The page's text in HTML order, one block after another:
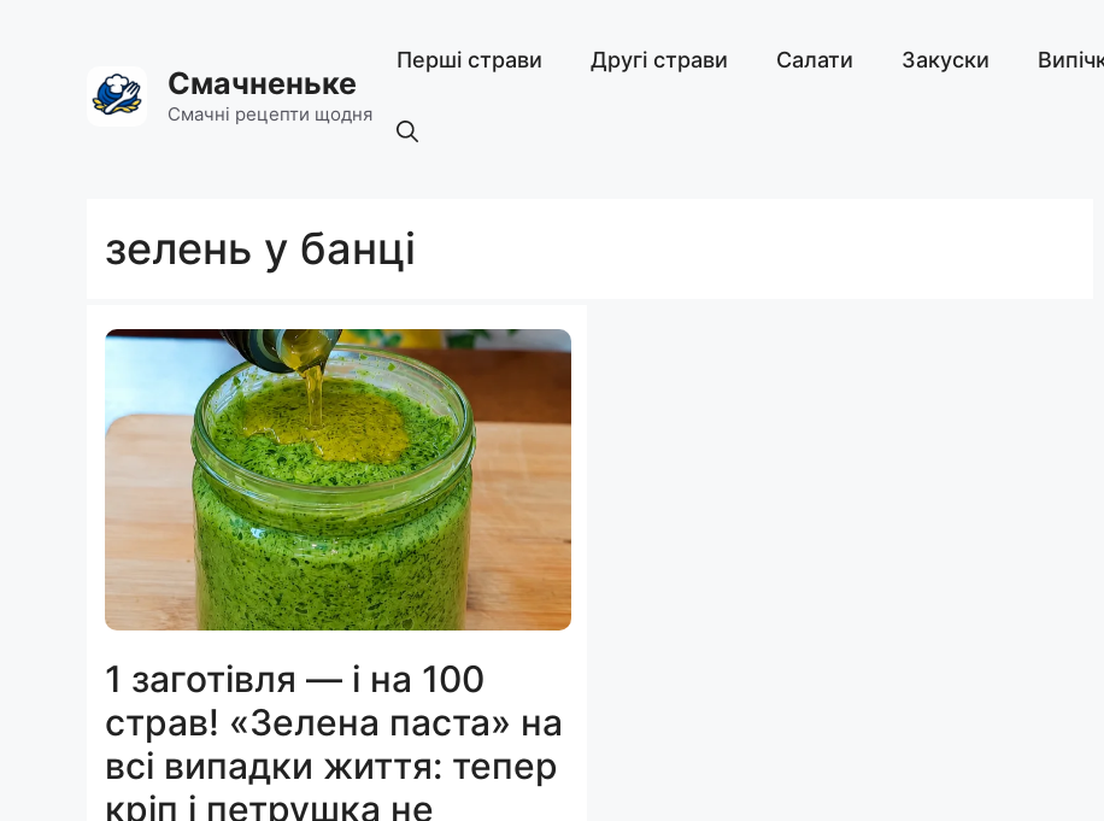
Смачненьке
Смачні рецепти щодня
Перші страви Другі страви Салати Закуски
зелень у банці
1 заготівля — і на 100
страв! «Зелена паста» на
всі випадки життя: тепер
кріп і петрушка не